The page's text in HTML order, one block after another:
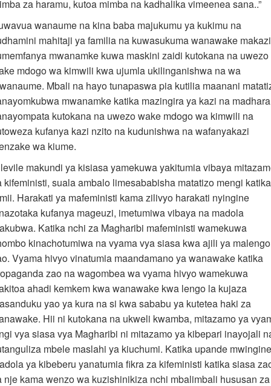
za haramu, kutoa mimba na kadhalika vimeenea sana..”
wanaume na kina baba majukumu ya kukimu na
mahitaji ya familia na kuwasukuma wanawake
mwanamke kuwa maskini zaidi kutokana na uwezo
mdogo wa kimwili kwa ujumla ukilinganishwa na wa
Mbali na hayo tunapaswa pia kutilia maanani
mwanamke katika mazingira ya kazi na madhara
kutokana na uwezo wake mdogo wa kimwili na
kufanya kazi nzito na kudunishwa na wafanyakazi
wa kiume.
makundi ya kisiasa yamekuwa yakitumia vibaya
kifeministi, suala ambalo limesababisha matatizo mengi katika
Harakati ya mafeministi kama zilivyo harakati nyingine
kufanya mageuzi, imetumiwa vibaya na madola
Katika nchi za Magharibi mafeministi wamekuwa
kinachotumiwa na vyama vya siasa kwa ajili ya malengo
Vyama hivyo vinatumia maandamano ya wanawake katika
zao na wagombea wa vyama hivyo wamekuwa
ahadi kemkem kwa wanawake kwa lengo la kujaza
yao ya kura na si kwa sababu ya kutetea haki za
Hii ni kutokana na ukweli kwamba, mitazamo ya
vya siasa vya Magharibi ni mitazamo ya kibepari inayojali
mbele maslahi ya kiuchumi. Katika upande mwingine
ya kibeberu yanatumia fikra za kifeministi katika siasa
nje kama wenzo wa kuzishinikiza nchi mbalimbali hususan za